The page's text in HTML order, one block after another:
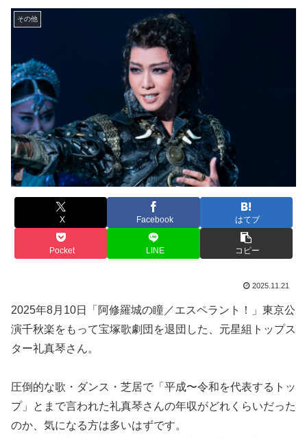
その他
X Facebook はてブ
Pocket LINE コピー
2025.11.21
2025年8月10日「阿修羅城の瞳／エスペラント！」東京公
演千秋楽をもって宝塚歌劇団を退団した、元星組トップス
ター礼真琴さん。
圧倒的な歌・ダンス・芝居で「平成〜令和を代表するトッ
プ」とまで言われた礼真琴さんの年収がどれくらいだった
のか、気になる方は多いはずです。